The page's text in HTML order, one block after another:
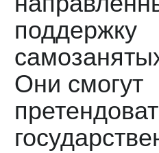
поддержку
Они смогут